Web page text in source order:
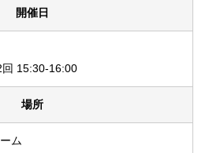
開催日
15:30-16:00
場所
ム